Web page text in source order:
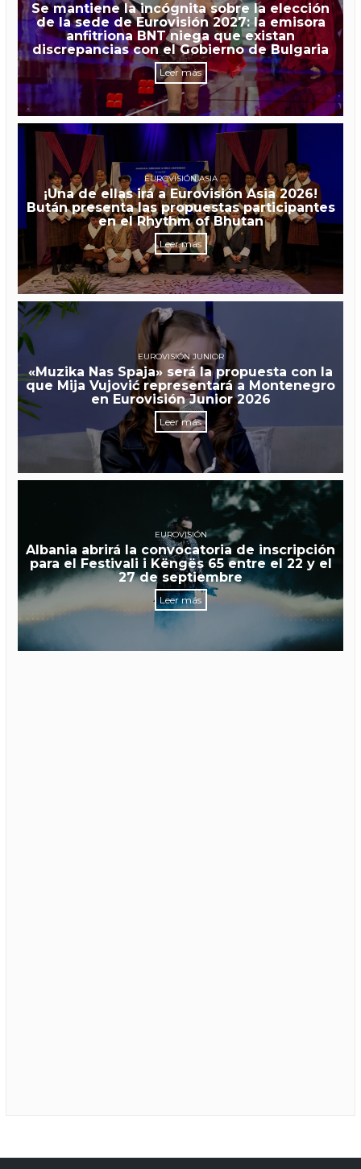
Se mantiene la incógnita sobre la elección
de la sede de Eurovisión 2027: la emisora
anfitriona BNT niega que existan
discrepancias con el Gobierno de Bulgaria
Leer más
EUROVISIÓN ASIA
¡Una de ellas irá a Eurovisión Asia 2026!
Bután presenta las propuestas participantes
en el Rhythm of Bhutan
Leer más
EUROVISIÓN JUNIOR
«Muzika Nas Spaja» será la propuesta con la
que Mija Vujović representará a Montenegro
en Eurovisión Junior 2026
Leer más
EUROVISIÓN
Albania abrirá la convocatoria de inscripción
para el Festivali i Këngës 65 entre el 22 y el
27 de septiembre
Leer más